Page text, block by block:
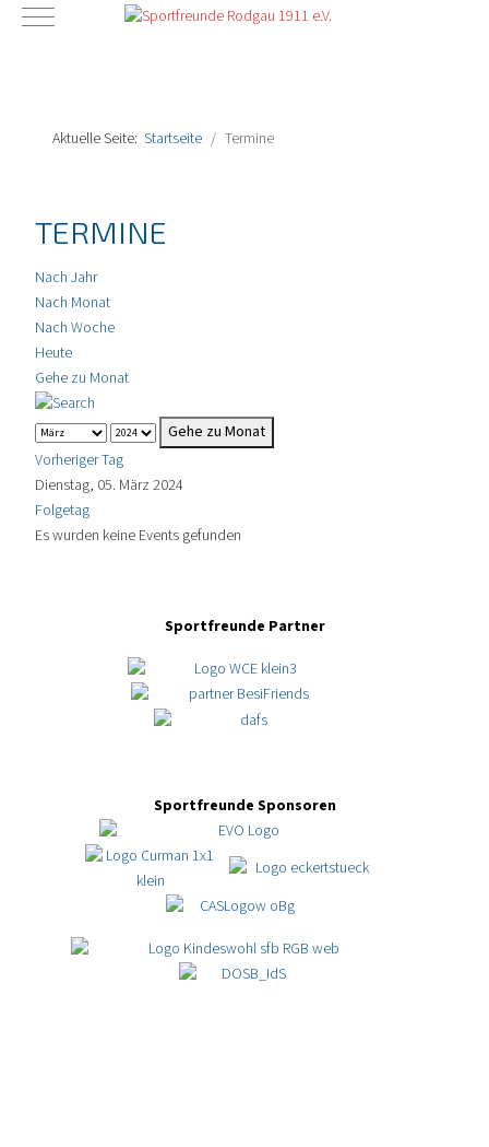
Mobile Menu Toggle
Aktuelle Seite: Startseite Termine
TERMINE
Nach Jahr
Nach Monat
Nach Woche
Heute
Gehe zu Monat
Gehe zu Monat
Vorheriger Tag
Dienstag, 05. März 2024
Folgetag
Es wurden keine Events gefunden
Sportfreunde Partner
Sportfreunde Sponsoren